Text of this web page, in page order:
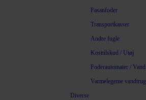
Fasanfoder
Transportkasser
Andre fugle
Kosttilskud / Utøj
Foderautomater / Vand
Varmelegeme vandtrug
Diverse